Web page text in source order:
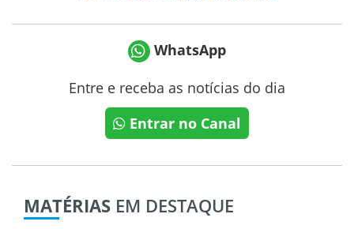
WhatsApp
Entre e receba as notícias do dia
Entrar no Canal
MATÉRIAS EM DESTAQUE